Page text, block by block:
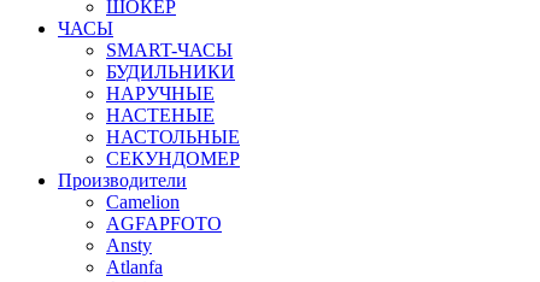
ШОКЕР
ЧАСЫ
SMART-ЧАСЫ
БУДИЛЬНИКИ
НАРУЧНЫЕ
НАСТЕНЫЕ
НАСТОЛЬНЫЕ
СЕКУНДОМЕР
Производители
Camelion
AGFAPFOTO
Ansty
Atlanfa